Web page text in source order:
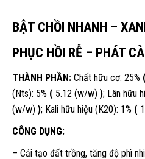
BẬT CHỒI NHANH –
PHỤC HỒI RỄ – PHÁT
THÀNH PHẦN: Chất hữu cơ: 25% (
(Nts): 5% ( 5.12 (w/w) ); Lân hữu
(w/w) ); Kali hữu hiệu (K20): 1% (
CÔNG DỤNG:
– Cải tạo đất trồng, tăng độ phì